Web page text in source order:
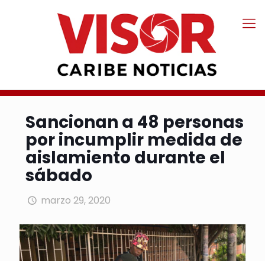
Sancionan a 48 personas
por incumplir medida de
aislamiento durante el
sábado
marzo 29, 2020